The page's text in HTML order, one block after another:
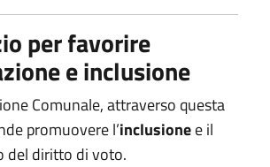
per favorire
e inclusione
Comunale, attraverso questa
promuovere l’inclusionee il
del diritto di voto.